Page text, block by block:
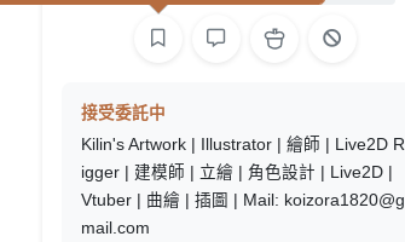
接受委託中
Kilin's Artwork | Illustrator | 繪師 | Live2D R
igger | 建模師 | 立繪 | 角色設計 | Live2D |
Vtuber | 曲繪 | 插圖 | Mail: koizora1820@g
mail.com